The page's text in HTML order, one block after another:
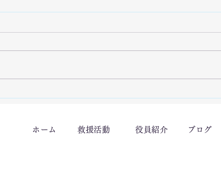
7/26「栃木県足利市で豪雨災
しました。」
7/18
活動
ホーム 救援活動 役員紹介 ブログ